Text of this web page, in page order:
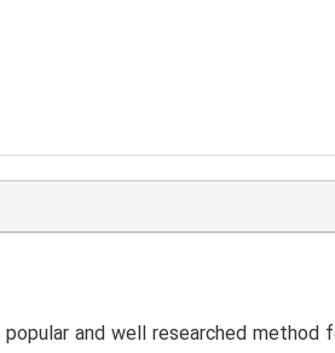
and well researched